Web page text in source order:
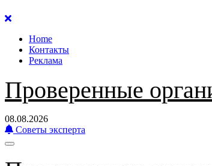
Перейти
содержанию
Home
Контакты
Реклама
Проверенные
08.08.2026
Советы эксперта